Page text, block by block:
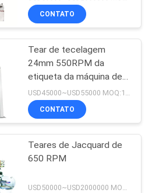
CONTATO
Tear de tecelagem
24mm 550RPM da
etiqueta da máquina de
matéria têxtil com a
máquina de alta
velocidade do florete
CONTATO
Teares de Jacquard de
650 RPM
USD50000~USD2000000 MOQ:1 grupo